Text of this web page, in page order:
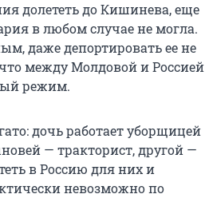
долететь до Кишинева, еще
в любом случае не могла.
даже депортировать ее не
между Молдовой и Россией
режим.
дочь работает уборщицей
— тракторист, другой —
в Россию для них и
невозможно по